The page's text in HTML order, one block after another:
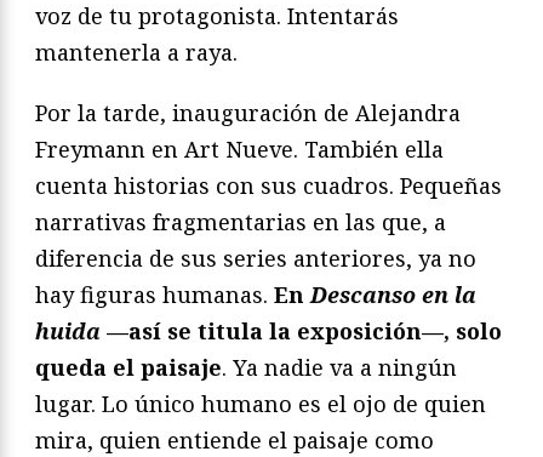
voz de tu protagonista. Intentarás
mantenerla a raya.
Por la tarde, inauguración de Alejandra
Freymann en Art Nueve. También ella
cuenta historias con sus cuadros. Pequeñas
narrativas fragmentarias en las que, a
diferencia de sus series anteriores, ya no
hay figuras humanas. EnDescanso en la
huida —así se titula la exposición—, solo
queda el paisaje. Ya nadie va a ningún
lugar. Lo único humano es el ojo de quien
mira, quien entiende el paisaje como